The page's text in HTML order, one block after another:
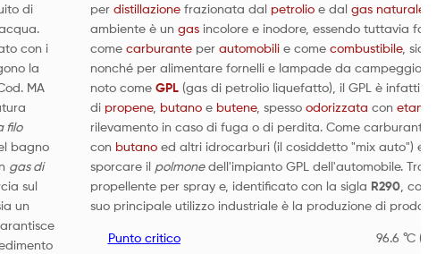
di
con i
la
MA
filo
bagno
gas di
sul
un
per distillazionefrazionata dal petrolioe dal gas naturale
ambiente è un gasincolore e inodore, essendo tuttavia
come carburanteper automobilie come combustibile, sia
nonché per alimentare fornelli e lampade da campeggio.
noto come GPL(gas di petrolio liquefatto), il GPL è infatti
di propene, butanoe butene, spesso odorizzata con
rilevamento in caso di fuga o di perdita. Come carburante
con butanoed altri idrocarburi (il cosiddetto "mix auto") e
sporcare il polmonedell'impianto GPL dell'automobile. Trova
propellente per spray e, identificato con la sigla R290, come
suo principale utilizzo industriale è la produzione di prodotti
Punto critico 96.6 °C